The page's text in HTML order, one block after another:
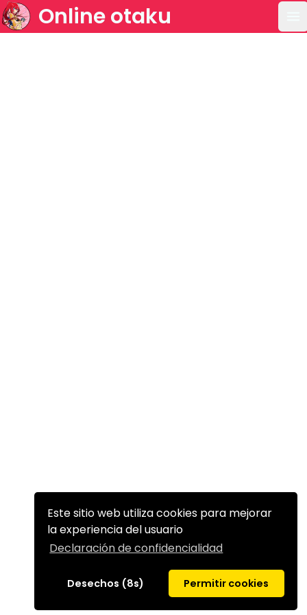
Este sitio web utiliza cookies para mejorar
la experiencia del usuario
Declaración de confidencialidad
Desechos (8s) Permitir cookies
Online otaku